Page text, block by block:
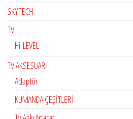
SKYTECH
TV
Hi-LEVEL
TV AKSESUARI
Adaptör
KUMANDA ÇEŞİTLERİ